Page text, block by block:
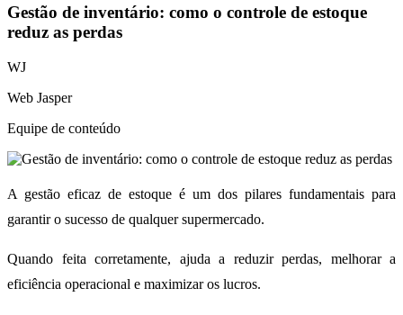
Gestão de inventário: como o controle de estoque
reduz as perdas
WJ
Web Jasper
Equipe de conteúdo
‌A gestão eficaz de estoque é um dos pilares fundamentais para
garantir o sucesso de qualquer supermercado.
Quando feita corretamente, ajuda a reduzir perdas, melhorar a
eficiência operacional e maximizar os lucros.